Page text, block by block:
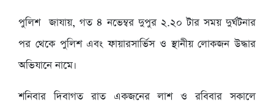
পুলিশ জাযায়, গত ৪ নভেম্বর দুপুর ২.২০ টার সময় দুর্ঘটনার
পর থেকে পুলিশ এবং ফায়ারসার্ভিস ও স্থানীয় লোকজন উদ্ধার
অভিযানে নামে।
শনিবার দিবাগত রাত একজনের লাশ ও রবিবার সকালে